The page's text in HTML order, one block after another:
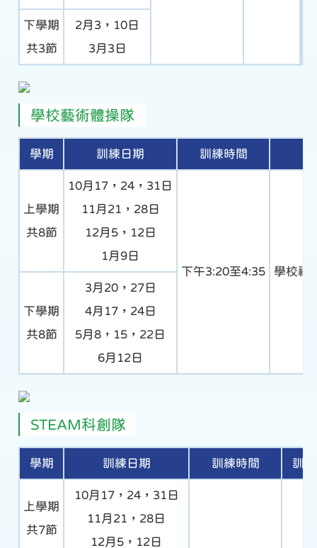
下學期
共3節
2月3，10日
3月3日
學校藝術體操隊
學期 訓練日期 訓練時間
上學期
共8節
10月17，24，31日
11月21，28日
12月5，12日
1月9日
下午3:20至4:35
學校禮
下學期
共8節
3月20，27日
4月17，24日
5月8，15，22日
6月12日
STEAM科創隊
學期 訓練日期 訓練時間 訓
上學期
共7節
10月17，24，31日
11月21，28日
12月5，12日